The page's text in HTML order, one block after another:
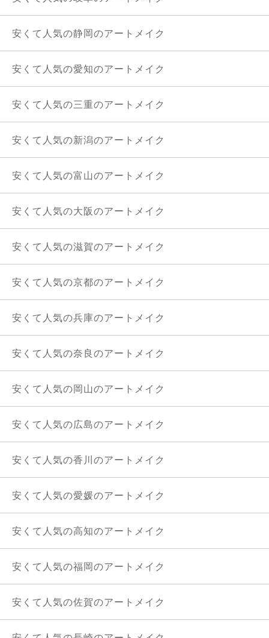
安くて人気の静岡のアートメイク
安くて人気の愛知のアートメイク
安くて人気の三重のアートメイク
安くて人気の新潟のアートメイク
安くて人気の富山のアートメイク
安くて人気の大阪のアートメイク
安くて人気の滋賀のアートメイク
安くて人気の京都のアートメイク
安くて人気の兵庫のアートメイク
安くて人気の奈良のアートメイク
安くて人気の岡山のアートメイク
安くて人気の広島のアートメイク
安くて人気の香川のアートメイク
安くて人気の愛媛のアートメイク
安くて人気の高知のアートメイク
安くて人気の福岡のアートメイク
安くて人気の佐賀のアートメイク